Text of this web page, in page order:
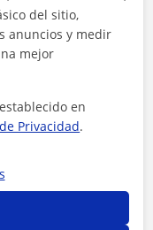
del sitio,
anuncios y medir
mejor
en
Privacidad.